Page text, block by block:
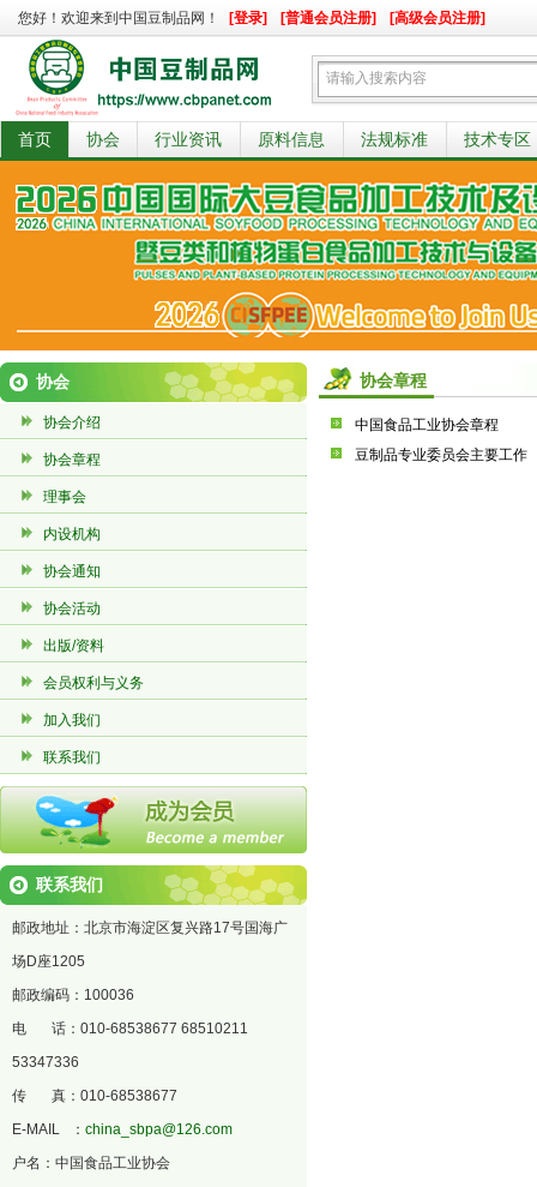
您好！欢迎来到中国豆制品网！ [登录] [普通会员注册] [高级会员注册]
首页 协会 行业资讯 原料信息 法规标准 技术专区
协会
协会介绍
协会章程
理事会
内设机构
协会通知
协会活动
出版/资料
会员权利与义务
加入我们
联系我们
联系我们
邮政地址：北京市海淀区复兴路17号国海广
场D座1205
邮政编码：100036
电 话：010-68538677 68510211
53347336
传 真：010-68538677
E-MAIL ： china_sbpa@126.com
户名：中国食品工业协会
协会章程
中国食品工业协会章程
豆制品专业委员会主要工作